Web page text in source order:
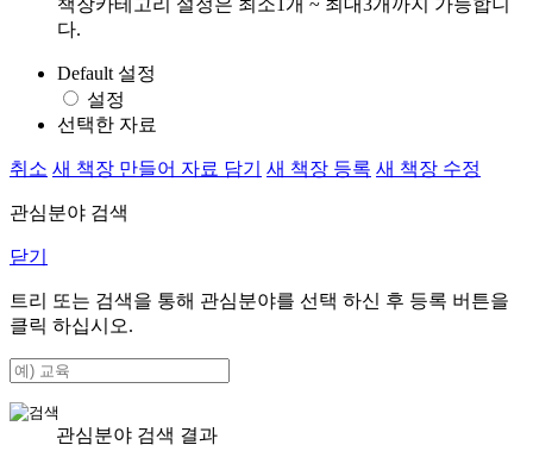
다.
Default 설정
설정
선택한 자료
취소 새 책장 만들어 자료 담기 새 책장 등록 새 책장 수정
관심분야 검색
닫기
트리 또는 검색을 통해 관심분야를 선택 하신 후 등록 버튼을
클릭 하십시오.
관심분야 검색 결과